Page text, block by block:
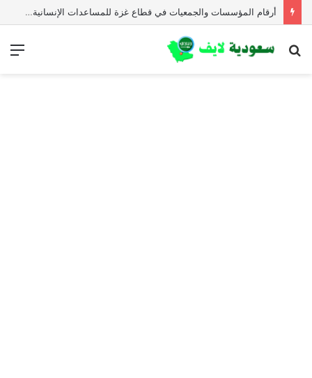
أرقام المؤسسات والجمعيات في قطاع غزة للمساعدات الإنسانية العاجلة
بحث